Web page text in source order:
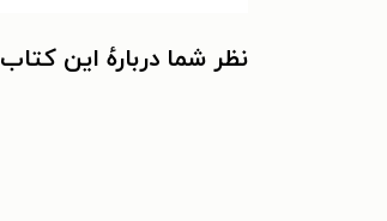
نظر شما دربارهٔ این کتاب